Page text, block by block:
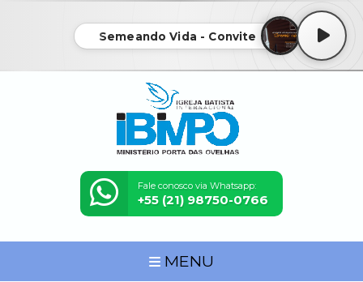
Semeando Vida - Convite
Fale conosco via Whatsapp:
+55 (21) 98750-0766
MENU